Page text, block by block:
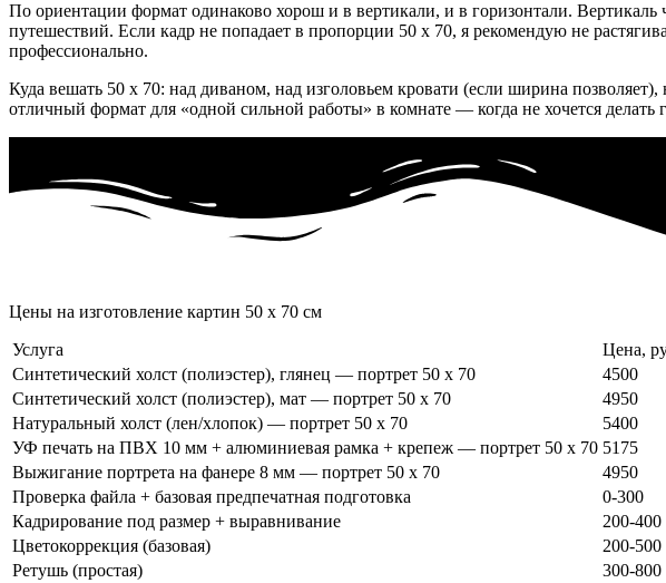
По ориентации формат одинаково хорош и в вертикали, и в горизонтали.
путешествий. Если кадр не попадает в пропорции 50 x 70, я рекомендую не
профессионально.
Куда вешать 50 x 70: над диваном, над изголовьем кровати (если ширина
отличный формат для «одной сильной работы» в комнате — когда не хочется
Цены на изготовление картин 50 x 70 см
Услуга
Цена,
Синтетический холст (полиэстер), глянец — портрет 50 x 70
4500
Синтетический холст (полиэстер), мат — портрет 50 x 70
4950
Натуральный холст (лен/хлопок) — портрет 50 x 70
5400
УФ печать на ПВХ 10 мм + алюминиевая рамка + крепеж — портрет 50 x 70 5175
Выжигание портрета на фанере 8 мм — портрет 50 x 70
4950
Проверка файла + базовая предпечатная подготовка
0-300
Кадрирование под размер + выравнивание
200-400
Цветокоррекция (базовая)
200-500
Ретушь (простая)
300-800